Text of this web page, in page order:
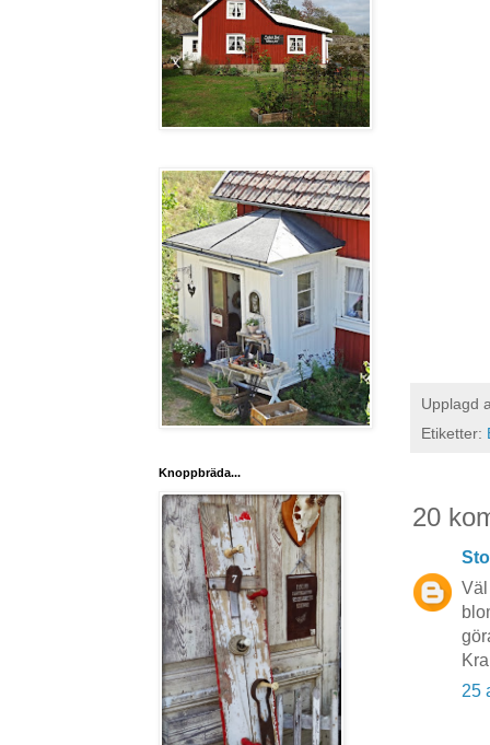
Upplagd
Etiketter:
20
Väl
25
Knoppbräda...